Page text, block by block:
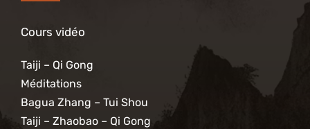
Cours vidéo
Taiji – Qi Gong
Méditations
Bagua Zhang – Tui Shou
Taiji – Zhaobao – Qi Gong